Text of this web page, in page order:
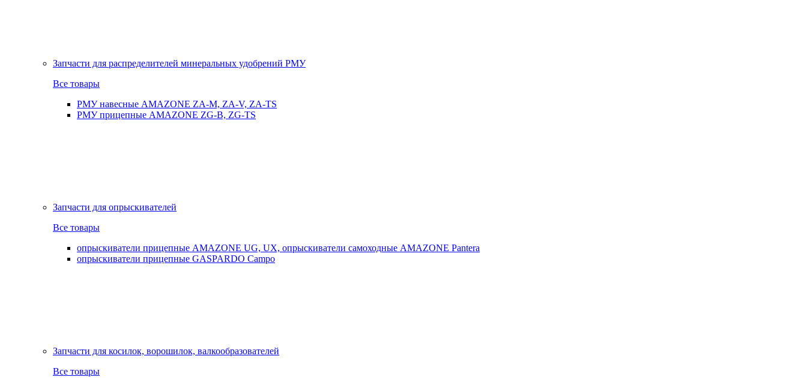
Запчасти для распределителей минеральных удобрений РМУ
Все товары
РМУ навесные AMAZONE ZA-M, ZA-V, ZA-TS
РМУ прицепные AMAZONE ZG-B, ZG-TS
Запчасти для опрыскивателей
Все товары
опрыскиватели прицепные AMAZONE UG, UX, опрыскиватели самоходные AMAZONE Pantera
опрыскиватели прицепные GASPARDO Campo
Запчасти для косилок, ворошилок, валкообразователей
Все товары